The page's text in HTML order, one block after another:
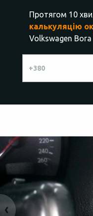
Протягом 10
калькуляцію
Volkswagen Bora